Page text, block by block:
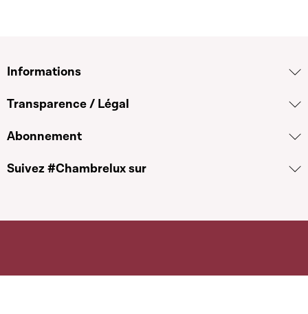
Informations
Transparence / Légal
Abonnement
Suivez #Chambrelux sur